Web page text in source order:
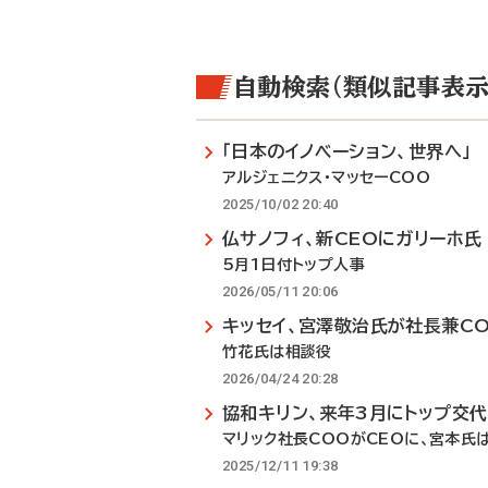
自動検索（類似記事表示
「日本のイノベーション、世界へ」
アルジェニクス・マッセーCOO
2025/10/02 20:40
仏サノフィ、新CEOにガリーホ氏
5月1日付トップ人事
2026/05/11 20:06
キッセイ、宮澤敬治氏が社長兼
竹花氏は相談役
2026/04/24 20:28
協和キリン、来年3月にトップ交代
マリック社長COOがCEOに、宮本氏
2025/12/11 19:38